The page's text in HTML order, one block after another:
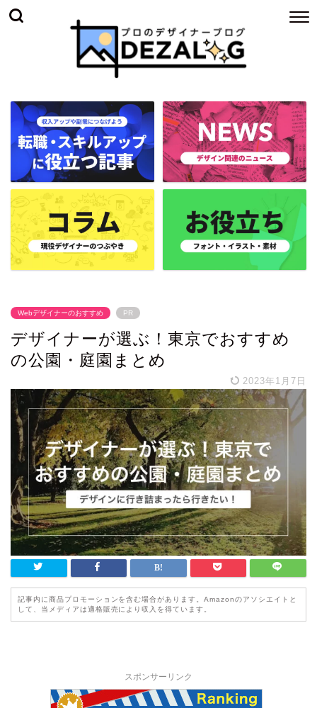
Webデザイナーのおすすめ PR
デザイナーが選ぶ！東京でおすすめ
の公園・庭園まとめ
2023年1月7日
記事内に商品プロモーションを含む場合があります。Amazonのアソシエイトと
して、当メディアは適格販売により収入を得ています。
スポンサーリンク